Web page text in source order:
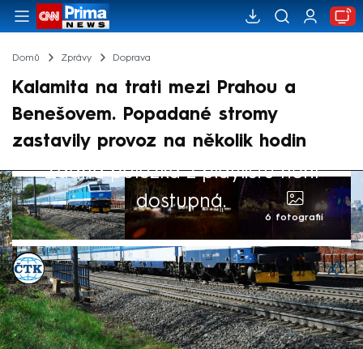
Domů Zprávy Doprava
Kalamita na trati mezi Prahou a
Benešovem. Popadané stromy
zastavily provoz na několik hodin
Žádná položka z playlistu není
dostupná.
6 fotografií
ČTK
16. dub 2024, 06:25
Provoz vlaků na železniční trati Praha –
Benešov v úseku mezi Čerčany a